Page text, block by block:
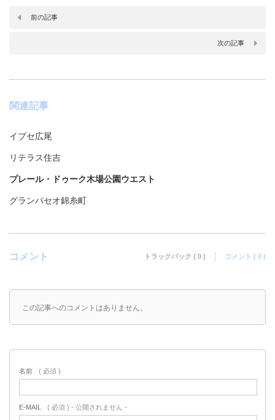
前の記事
次の記事
関連記事
イプセ広尾
リテラス住吉
プレール・ドゥーク木場公園ウエスト
グランパセオ錦糸町
コメント トラックバック ( 0 ) コメント ( 0 )
この記事へのコメントはありません。
名前 ( 必須 )
E-MAIL ( 必須 ) - 公開されません -